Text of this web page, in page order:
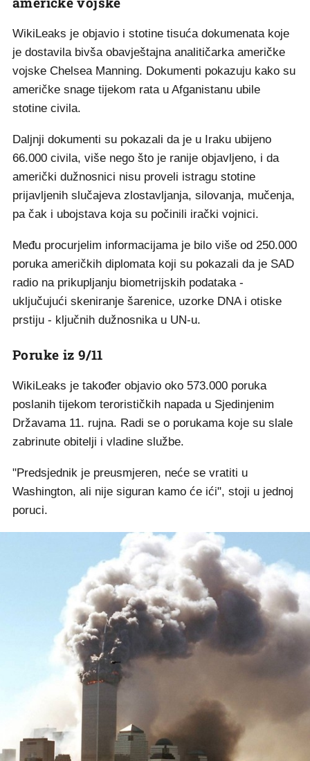
WikiLeaks je objavio i stotine tisuća dokumenata koje
je dostavila bivša obavještajna analitičarka američke
vojske Chelsea Manning. Dokumenti pokazuju kako su
američke snage tijekom rata u Afganistanu ubile
stotine civila.
Daljnji dokumenti su pokazali da je u Iraku ubijeno
66.000 civila, više nego što je ranije objavljeno, i da
američki dužnosnici nisu proveli istragu stotine
prijavljenih slučajeva zlostavljanja, silovanja, mučenja,
pa čak i ubojstava koja su počinili irački vojnici.
Među procurjelim informacijama je bilo više od 250.000
poruka američkih diplomata koji su pokazali da je SAD
radio na prikupljanju biometrijskih podataka -
uključujući skeniranje šarenice, uzorke DNA i otiske
prstiju - ključnih dužnosnika u UN-u.
Poruke iz 9/11
WikiLeaks je također objavio oko 573.000 poruka
poslanih tijekom terorističkih napada u Sjedinjenim
Državama 11. rujna. Radi se o porukama koje su slale
zabrinute obitelji i vladine službe.
"Predsjednik je preusmjeren, neće se vratiti u
Washington, ali nije siguran kamo će ići", stoji u jednoj
poruci.